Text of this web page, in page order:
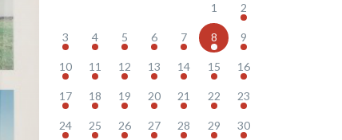
1 2
3 4 5 6 7 8 9
10 11 12 13 14 15 16
17 18 19 20 21 22 23
24 25 26 27 28 29 30